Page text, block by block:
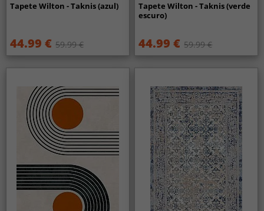
Tapete Wilton - Taknis (azul)
44.99 € 59.99 €
Tapete Wilton - Taknis (verde
escuro)
44.99 € 59.99 €